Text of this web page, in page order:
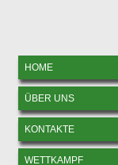
HOME
ÜBER UNS
KONTAKTE
WETTKAMPF